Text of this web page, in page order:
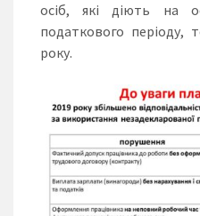
осіб, які діють на
податкового періоду,
року.